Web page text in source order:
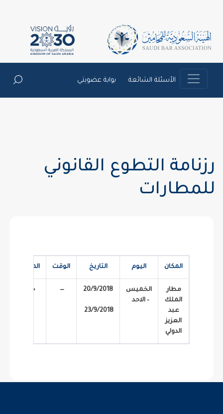
الأسئلة الشائعة بوابة عضويتي
رزنامة التطوع القانوني
للمطارات
المكان اليوم التاريخ الوقت المدينة
مطار
الملك
عبد
العزيز
الدولي
الخميس
– الاحد
20/9/2018
23/9/2018
جدة